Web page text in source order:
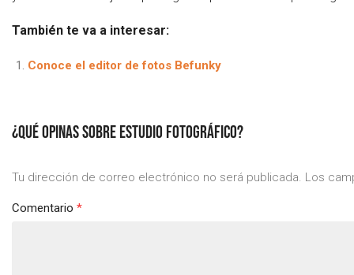
También te va a interesar:
Conoce el editor de fotos Befunky
¿QUÉ OPINAS SOBRE ESTUDIO FOTOGRÁFICO?
Tu dirección de correo electrónico no será publicada. Los
Comentario *